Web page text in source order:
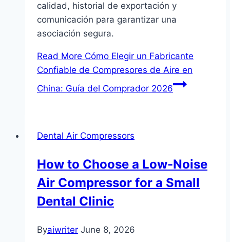
calidad, historial de exportación y
comunicación para garantizar una
asociación segura.
Read More Cómo Elegir un Fabricante
Confiable de Compresores de Aire en
China: Guía del Comprador 2026
Dental Air Compressors
How to Choose a Low-Noise
Air Compressor for a Small
Dental Clinic
Byaiwriter June 8, 2026